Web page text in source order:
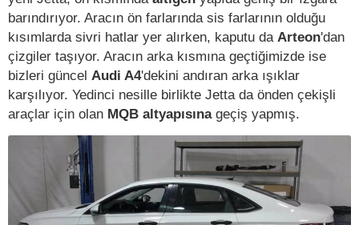
barındırıyor. Aracın ön farlarında sis farlarının olduğu
kısımlarda sivri hatlar yer alırken, kaputu da Arteon'dan
çizgiler taşıyor. Aracın arka kısmına geçtiğimizde ise
bizleri güncel Audi A4'dekini andıran arka ışıklar
karşılıyor. Yedinci nesille birlikte Jetta da önden çekişli
araçlar için olan MQB altyapısına geçiş yapmış.